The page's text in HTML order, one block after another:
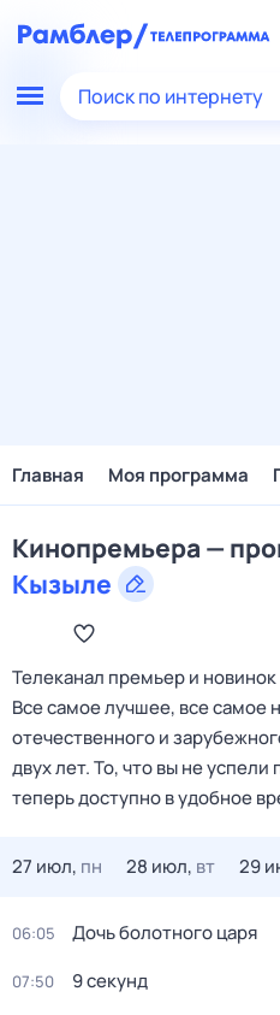
Поиск по интернету
Главная Моя программа
Кинопремьера —
Кызыле
Телеканал премьер и
Все самое лучшее, все самое
отечественного и
двух лет. То, что вы не
теперь доступно в удобное
27 июл, пн 28 июл, вт 29
06:05 Дочь болотного царя
07:50 9 секунд